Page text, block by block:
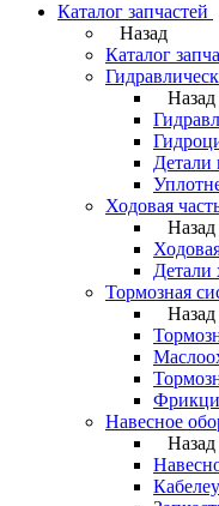
Каталог запчастей
Назад
Каталог
Назад
Детали
Ходовая
Назад
Детали
Тормозная
Назад
Навесное
Назад